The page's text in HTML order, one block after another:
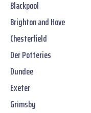
Blackpool
Brighton and Hove
Chesterfield
Der Potteries
Dundee
Exeter
Grimsby